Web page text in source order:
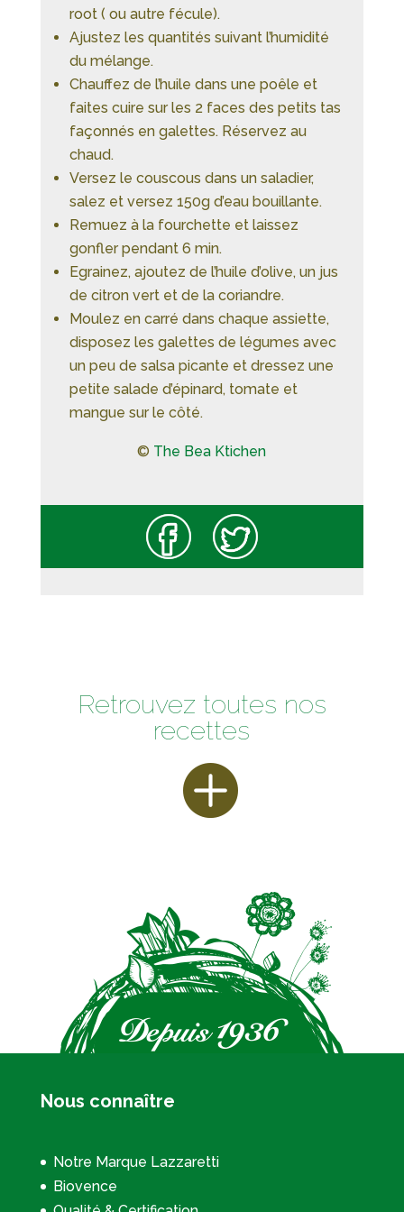
root ( ou autre fécule).
Ajustez les quantités suivant l’humidité
du mélange.
Chauffez de l’huile dans une poêle et
faites cuire sur les 2 faces des petits tas
façonnés en galettes. Réservez au
chaud.
Versez le couscous dans un saladier,
salez et versez 150g d’eau bouillante.
Remuez à la fourchette et laissez
gonfler pendant 6 min.
Egrainez, ajoutez de l’huile d’olive, un jus
de citron vert et de la coriandre.
Moulez en carré dans chaque assiette,
disposez les galettes de légumes avec
un peu de salsa picante et dressez une
petite salade d’épinard, tomate et
mangue sur le côté.
© The Bea Ktichen
Retrouvez toutes nos
recettes
Nous connaître
Notre Marque Lazzaretti
Biovence